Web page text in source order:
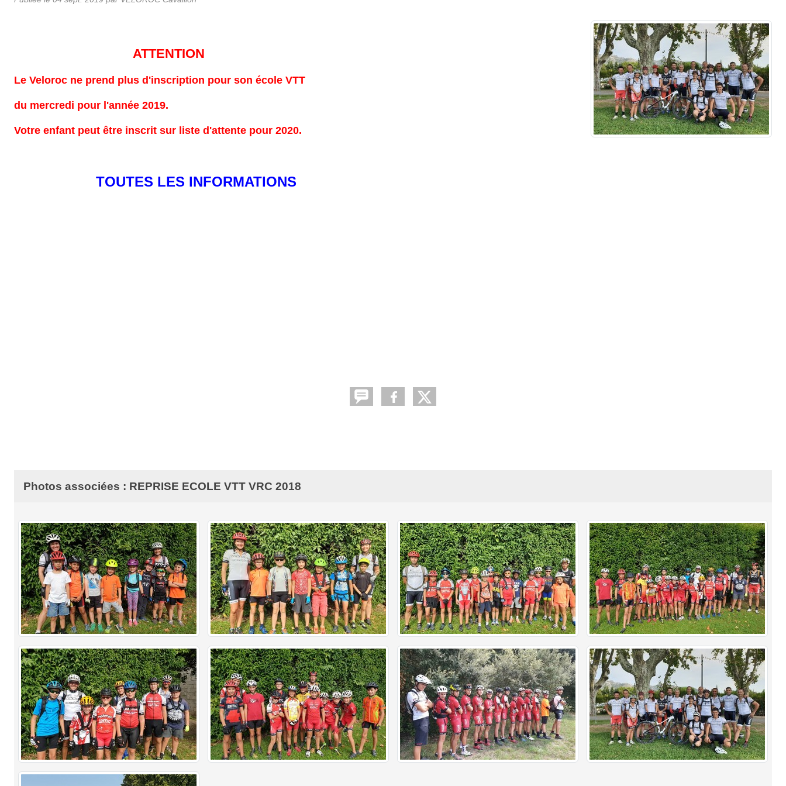
ATTENTION
Le Veloroc ne prend plus d'inscription pour son école VTT
du mercredi pour l'année 2019.
Votre enfant peut être inscrit sur liste d'attente pour 2020.
TOUTES LES INFORMATIONS
Photos associées : REPRISE ECOLE VTT VRC 2018